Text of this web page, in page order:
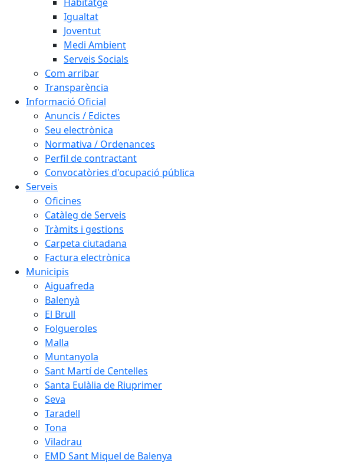
Igualtat
Joventut
Medi Ambient
Serveis Socials
Com arribar
Transparència
Informació Oficial
Anuncis / Edictes
Seu electrònica
Normativa / Ordenances
Perfil de contractant
Convocatòries d'ocupació pública
Serveis
Oficines
Catàleg de Serveis
Tràmits i gestions
Carpeta ciutadana
Factura electrònica
Municipis
Aiguafreda
Balenyà
El Brull
Folgueroles
Malla
Muntanyola
Sant Martí de Centelles
Santa Eulàlia de Riuprimer
Seva
Taradell
Tona
Viladrau
EMD Sant Miquel de Balenya